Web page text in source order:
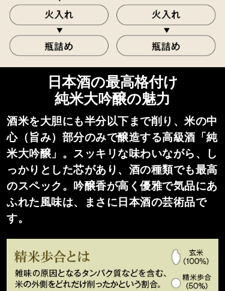
日本酒の最高格付け
純米大吟醸の魅力
酒米を大胆にも半分以下まで削り、米の中
心（旨み）部分のみで醸造する高級酒「純
米大吟醸」。スッキリな味わいながら、し
っかりとした芯があり、酒の種類でも最高
のスペック。吟醸香が高く優雅で気品にあ
ふれた風味は、まさに日本酒の芸術品で
す。